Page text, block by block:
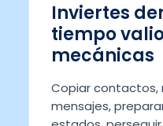
Inviertes
tiempo
mecánicas
Copiar contactos,
mensajes,